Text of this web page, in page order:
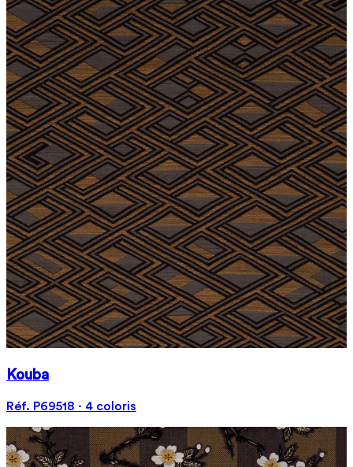
Kouba
Réf. P69518 · 4 coloris